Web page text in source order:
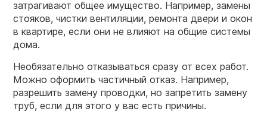
затрагивают общее имущество. Например, замены
стояков, чистки вентиляции, ремонта двери и окон
в квартире, если они не влияют на общие системы
дома.
Необязательно отказываться сразу от всех работ.
Можно оформить частичный отказ. Например,
разрешить замену проводки, но запретить замену
труб, если для этого у вас есть причины.